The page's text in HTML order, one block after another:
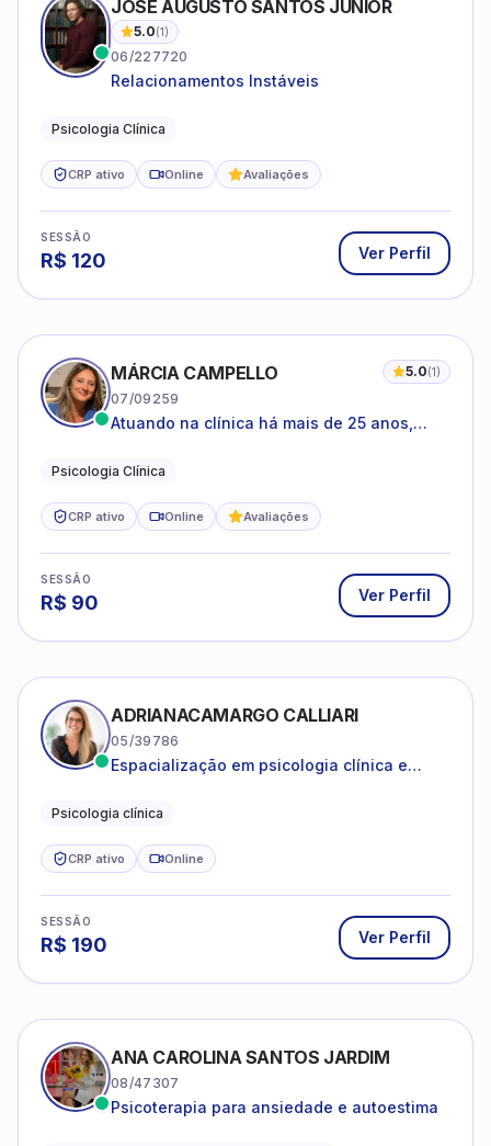
JOSÉ AUGUSTO SANTOS JÚNIOR
5.0(1)
06/227720
Relacionamentos Instáveis
Psicologia Clínica
CRP ativo Online Avaliações
SESSÃO
R$ 120 Ver Perfil
MÁRCIA CAMPELLO 5.0(1)
07/09259
Atuando na clínica há mais de 25 anos,
estruturas, com experiência em
Psicologia Clínica
CRP ativo Online Avaliações
SESSÃO
R$ 90 Ver Perfil
ADRIANACAMARGO CALLIARI
05/39786
Espacialização em psicologia clínica e
Psicologia clínica
CRP ativo Online
SESSÃO
R$ 190 Ver Perfil
ANA CAROLINA SANTOS JARDIM
08/47307
Psicoterapia para ansiedade e autoestima